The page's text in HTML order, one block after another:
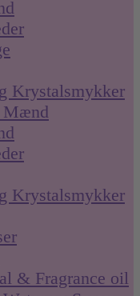
Krystalsmykker
Mænd
Krystalsmykker
& Fragrance oil